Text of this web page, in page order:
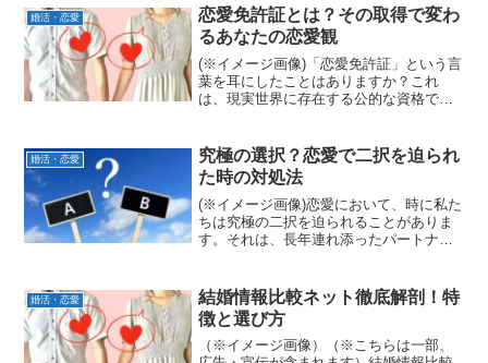
会話アプリです。従来の出会い系アプリ
とは異なり、趣味や興味...
婚活・恋愛
恋愛免許証とは？その取得で変わ
るあなたの恋愛観
(※イメージ画像)「恋愛免許証」という言
葉を耳にしたことはありますか？これ
は、現実世界に存在する公的な資格では
愛に必要なスキルを体系的に学び、実践
していくことで、まるで...
婚活・恋愛
究極の選択？恋愛で二択を迫られ
た時の対処法
(※イメージ画像)恋愛において、時に私た
ちは究極の二択を迫られることがありま
す。それは、長年連れ添ったパートナー
想の恋人など、多岐にわたるでしょう。
人生の岐路に立つよう...
婚活・恋愛
結婚情報比較ネット徹底解剖！特
徴と選び方
（※イメージ画像）（※こちらは一部、